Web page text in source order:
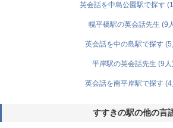
英会話を中島公園駅で探す
幌平橋駅の英会話先生 (9
英会話を中の島駅で探す
平岸駅の英会話先生 (9人
英会話を南平岸駅で探す
すすきの駅の他の言